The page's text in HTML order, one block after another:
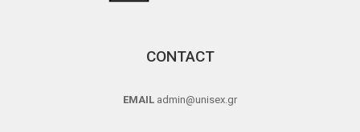
CONTACT
EMAIL admin@unisex.gr